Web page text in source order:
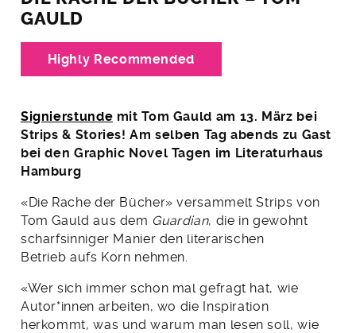
GAULD
Highly Recommended
Signierstunde mit Tom Gauld am 13. März bei
Strips & Stories! Am selben Tag abends zu Gast
bei den Graphic Novel Tagen im Literaturhaus
Hamburg
«Die Rache der Bücher» versammelt Strips von
Tom Gauld aus dem Guardian, die in gewohnt
scharfsinniger Manier den literarischen
Betrieb aufs Korn nehmen.
«Wer sich immer schon mal gefragt hat, wie
Autor*innen arbeiten, wo die Inspiration
herkommt, was und warum man lesen soll, wie